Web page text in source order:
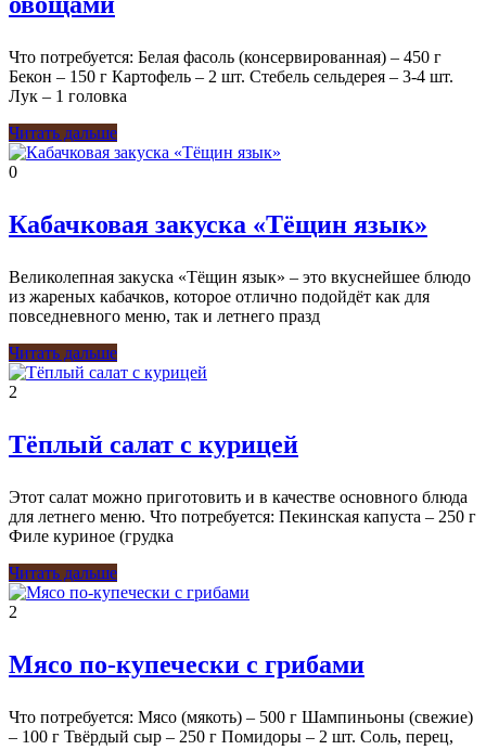
Что потребуется: Белая фасоль (консервированная) – 450 г
Бекон – 150 г Картофель – 2 шт. Стебель сельдерея – 3-4 шт.
Лук – 1 головка
Читать дальше
0
Кабачковая закуска «Тёщин язык»
Великолепная закуска «Тёщин язык» – это вкуснейшее блюдо
из жареных кабачков, которое отлично подойдёт как для
повседневного меню, так и летнего празд
Читать дальше
2
Тёплый салат с курицей
Этот салат можно приготовить и в качестве основного блюда
для летнего меню. Что потребуется: Пекинская капуста – 250 г
Филе куриное (грудка
Читать дальше
2
Мясо по-купечески с грибами
Что потребуется: Мясо (мякоть) – 500 г Шампиньоны (свежие)
– 100 г Твёрдый сыр – 250 г Помидоры – 2 шт. Соль, перец,